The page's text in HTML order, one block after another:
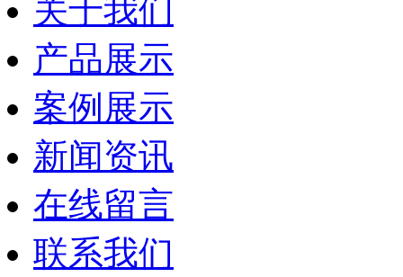
关于我们
产品展示
案例展示
新闻资讯
在线留言
联系我们